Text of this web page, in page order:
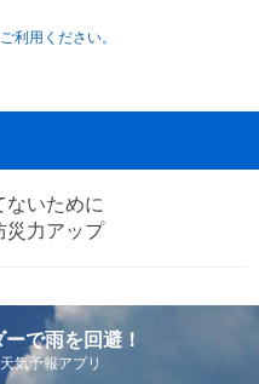
利用ください。
ないために
災力アップ
で雨を回避！
気予報アプリ